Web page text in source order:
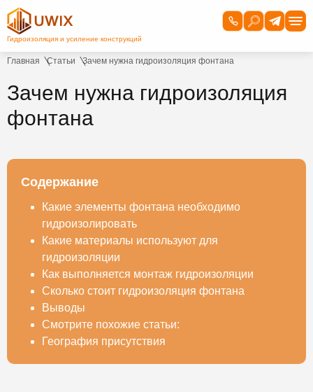
Главная Статьи Зачем нужна гидроизоляция фонтана
Зачем нужна гидроизоляция
фонтана
Содержание
Какие элементы фонтана необходимо
гидроизолировать
Какие материалы используют для
гидроизоляции
Как выполняется монтаж гидроизоляции
Сколько стоит гидроизоляция фонтана
Выводы
Смотрите похожие статьи:
География присутствия